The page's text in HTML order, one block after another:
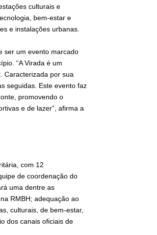
culturais e
bem-estar e
e instalações urbanas.
ser um evento marcado
“A Virada é um
Caracterizada por sua
seguidas. Este evento faz
promovendo o
e de lazer”, afirma a
com 12
de coordenação do
uma dentre as
RMBH; adequação ao
culturais, de bem-estar,
dos canais oficiais de